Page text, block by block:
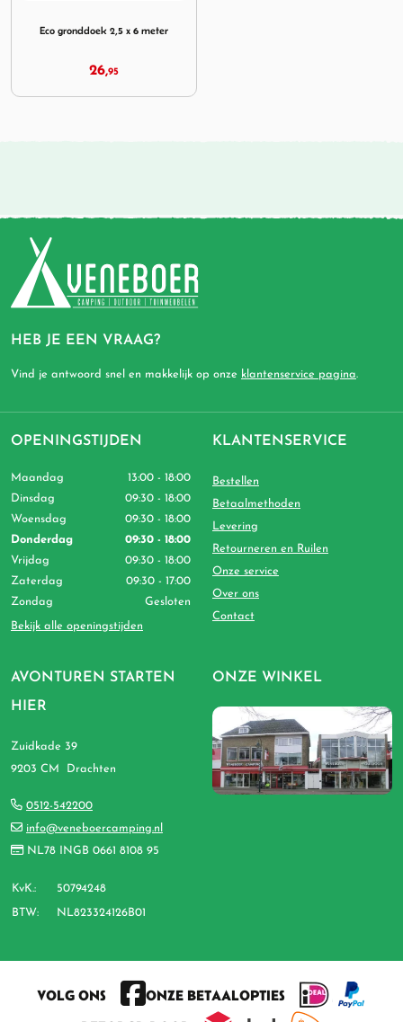
Eco gronddoek 2,5 x 6 meter
26,95
HEB JE EEN VRAAG?
Vind je antwoord snel en makkelijk op onze klantenservice pagina.
AVONTUREN STARTEN
HIER
Zuidkade 39
9203 CM Drachten
0512-542200
info@veneboercamping.nl
NL78 INGB 0661 8108 95
KvK.: 50794248
BTW: NL823324126B01
OPENINGSTIJDEN
Maandag
13:00 - 18:00
Dinsdag
09:30 - 18:00
Woensdag
09:30 - 18:00
Donderdag
09:30 - 18:00
Vrijdag
09:30 - 18:00
Zaterdag
09:30 - 17:00
Zondag
Gesloten
Bekijk alle openingstijden
KLANTENSERVICE
Bestellen
Betaalmethoden
Levering
Retourneren en Ruilen
Onze service
Over ons
Contact
ONZE WINKEL
VOLG ONS
ONZE BETAALOPTIES